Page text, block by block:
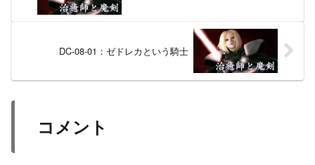
DC-08-01：ゼドレカという騎士
コメント